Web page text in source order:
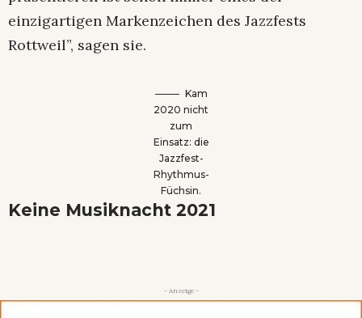
einzigartigen Markenzeichen des Jazzfests
Rottweil”, sagen sie.
Kam
2020 nicht
zum
Einsatz: die
Jazzfest-
Rhythmus-
Füchsin.
Keine Musiknacht 2021
- Anzeige -